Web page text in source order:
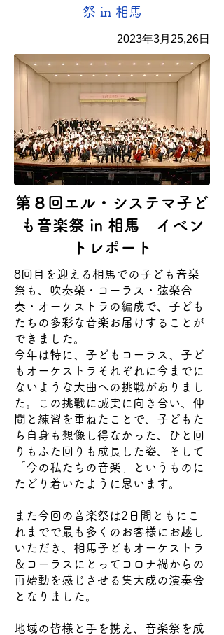
祭 in 相馬
2023年3月25,26日
第８回エル・システマ子ど
も音楽祭 in 相馬 イベン
トレポート
8回目を迎える相馬での子ども音楽
祭も、吹奏楽・コーラス・弦楽合
奏・オーケストラの編成で、子ども
たちの多彩な音楽お届けすることが
できました。
今年は特に、子どもコーラス、子ど
もオーケストラそれぞれに今までに
ないような大曲への挑戦がありまし
た。この挑戦に誠実に向き合い、仲
間と練習を重ねたことで、子どもた
ち自身も想像し得なかった、ひと回
りもふた回りも成長した姿、そして
「今の私たちの音楽」というものに
たどり着いたように思います。
また今回の音楽祭は2日間ともにこ
れまでで最も多くのお客様にお越し
いただき、相馬子どもオーケストラ
＆コーラスにとってコロナ禍からの
再始動を感じさせる集大成の演奏会
となりました。
地域の皆様と手を携え、音楽祭を成